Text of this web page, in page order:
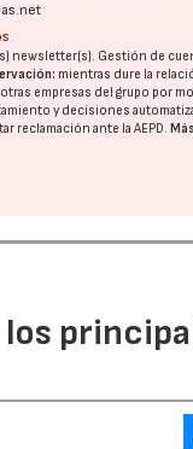
newsletter(s). Gestión de
mientras dure la
empresas del grupo por
y decisiones
reclamación ante laAEPD.
los